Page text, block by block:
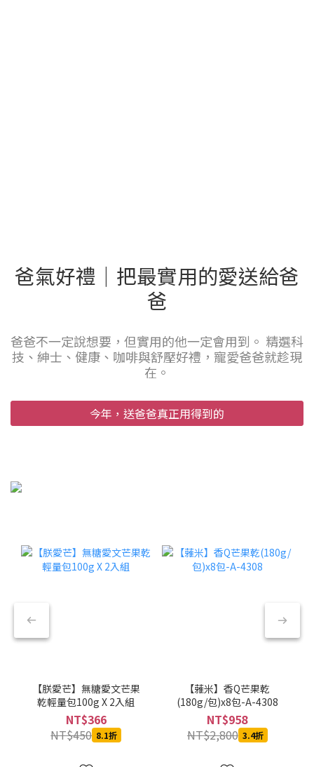
爸氣好禮｜把最實用的愛送給爸
爸
爸爸不一定說想要，但實用的他一定會用到。 精選科
技、紳士、健康、咖啡與舒壓好禮，寵愛爸爸就趁現
在。
今年，送爸爸真正用得到的
【朕愛芒】無糖愛文芒果
乾輕量包100g X 2入組
NT$366
NT$450 8.1折
【蕥米】香Q芒果乾
(180g/包)x8包-A-4308
NT$958
NT$2,800 3.4折